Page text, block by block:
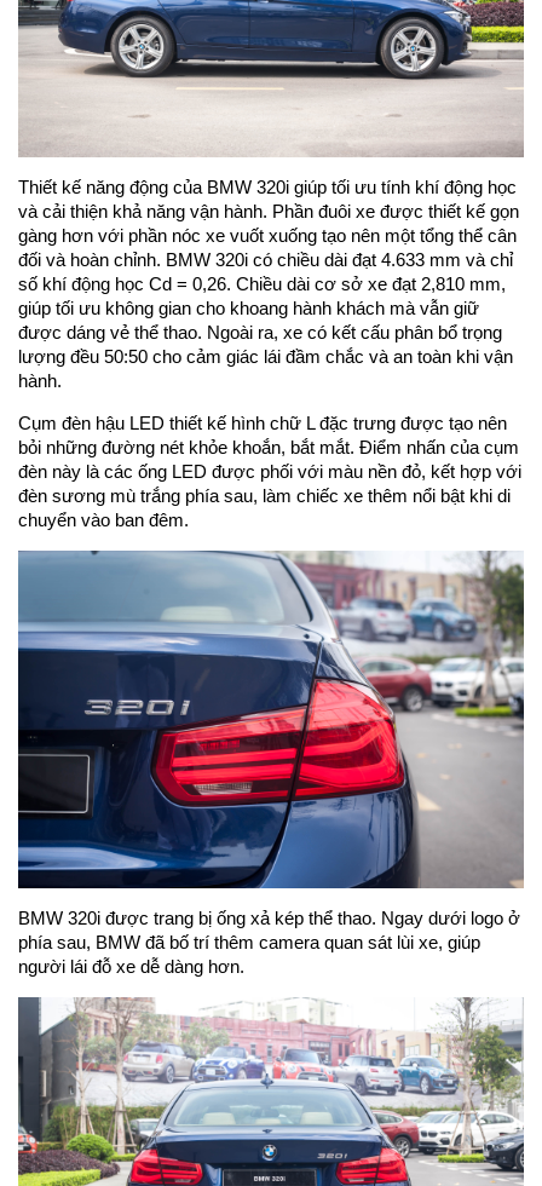
Thiết kế năng động của BMW 320i giúp tối ưu tính khí động học
và cải thiện khả năng vận hành. Phần đuôi xe được thiết kế gọn
gàng hơn với phần nóc xe vuốt xuống tạo nên một tổng thể cân
đối và hoàn chỉnh. BMW 320i có chiều dài đạt 4.633 mm và chỉ
số khí động học Cd = 0,26. Chiều dài cơ sở xe đạt 2,810 mm,
giúp tối ưu không gian cho khoang hành khách mà vẫn giữ
được dáng vẻ thể thao. Ngoài ra, xe có kết cấu phân bổ trọng
lượng đều 50:50 cho cảm giác lái đầm chắc và an toàn khi vận
hành.
Cụm đèn hậu LED thiết kế hình chữ L đặc trưng được tạo nên
bỏi những đường nét khỏe khoắn, bắt mắt. Điểm nhấn của cụm
đèn này là các ống LED được phối với màu nền đỏ, kết hợp với
đèn sương mù trắng phía sau, làm chiếc xe thêm nổi bật khi di
chuyển vào ban đêm.
BMW 320i được trang bị ống xả kép thể thao. Ngay dưới logo ở
phía sau, BMW đã bố trí thêm camera quan sát lùi xe, giúp
người lái đỗ xe dễ dàng hơn.